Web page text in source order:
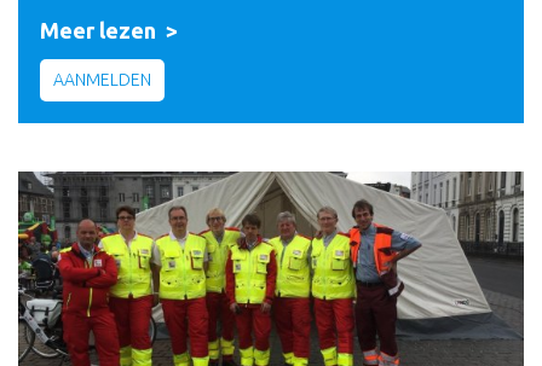
Meer lezen
AANMELDEN